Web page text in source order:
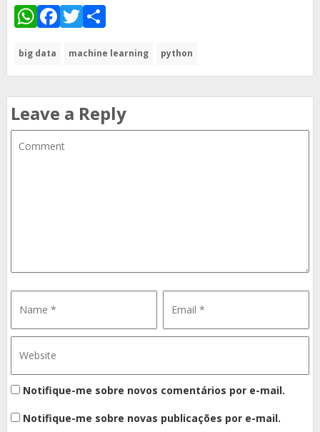
WhatsApp
Facebook
Twitter
big data machine learning python
Leave a Reply
Notifique-me sobre novos comentários por e-mail.
Notifique-me sobre novas publicações por e-mail.